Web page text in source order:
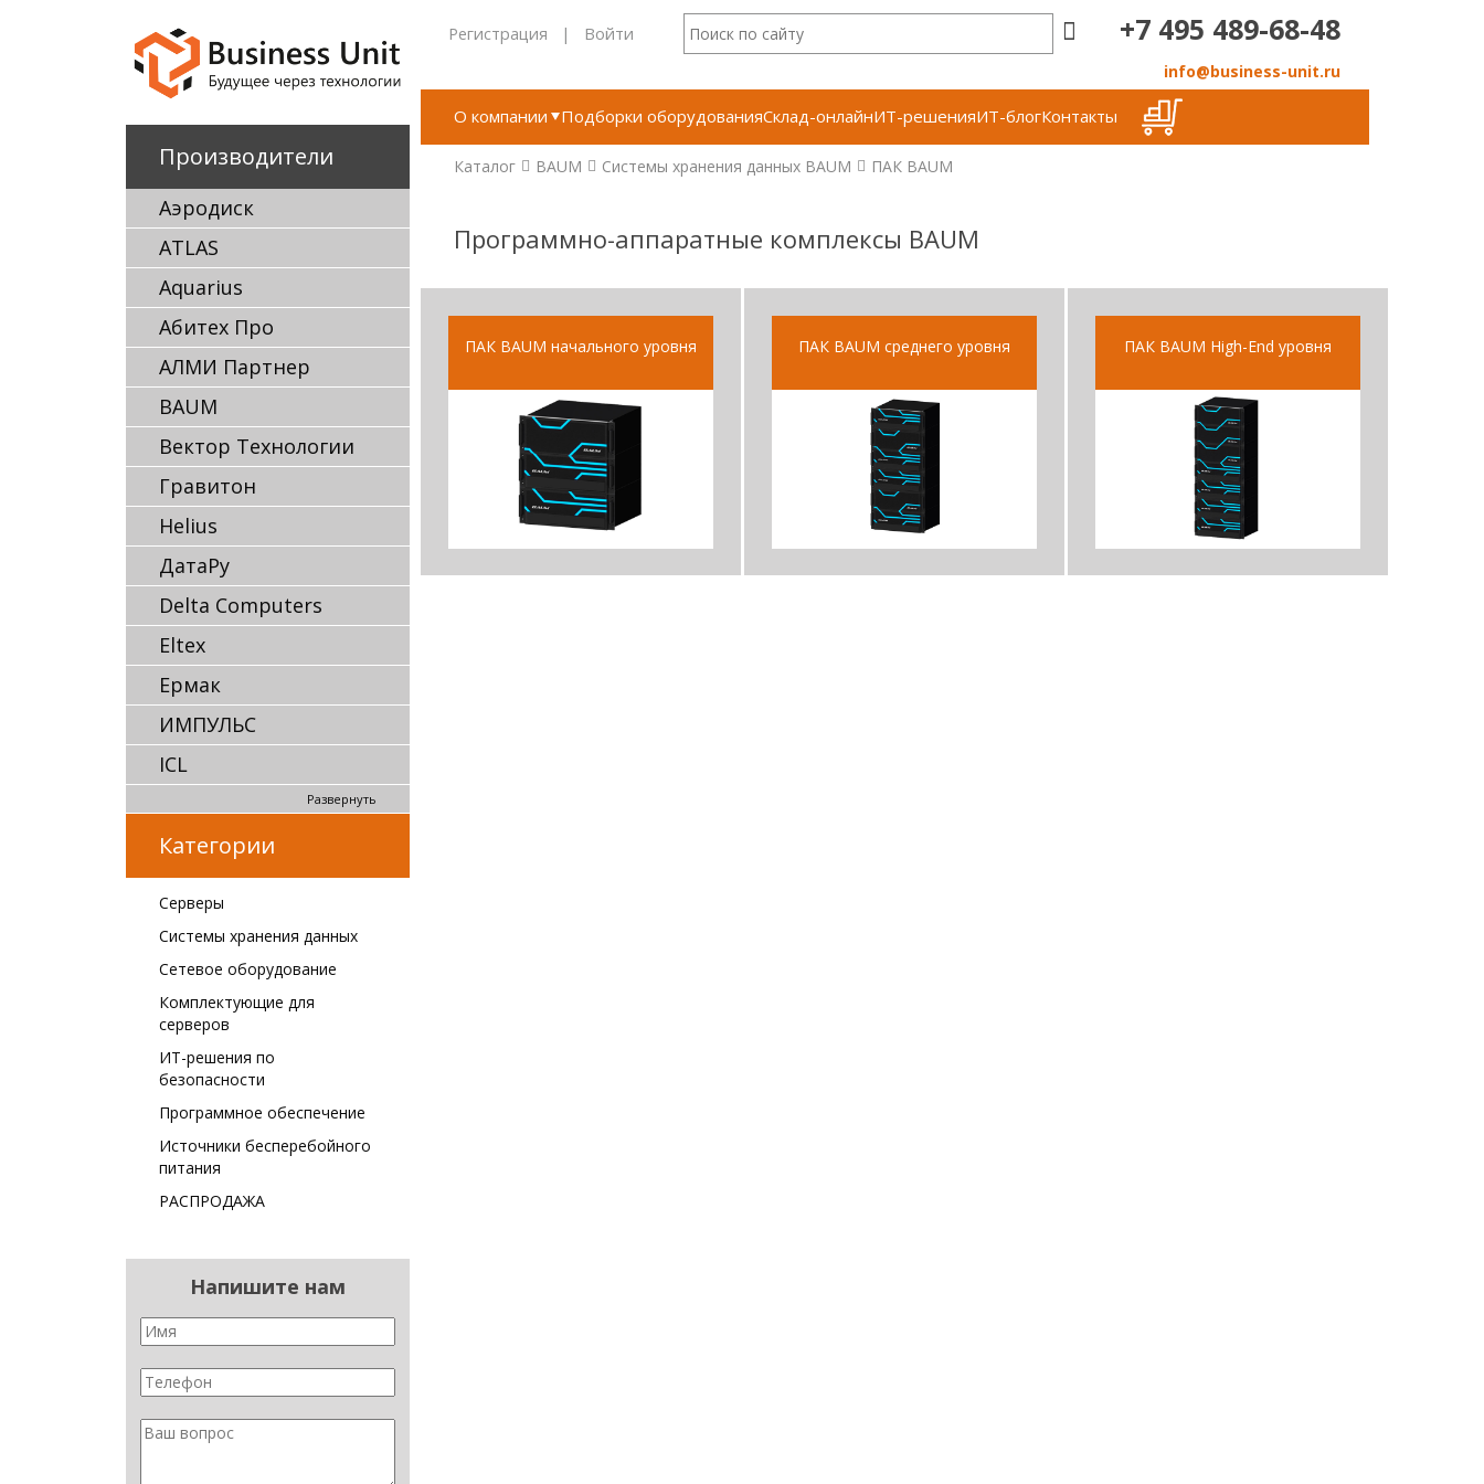
Производители
Аэродиск
ATLAS
Aquarius
Абитех Про
АЛМИ Партнер
BAUM
Вектор Технологии
Гравитон
Helius
ДатаРу
Delta Computers
Eltex
Ермак
ИМПУЛЬС
ICL
Развернуть
Категории
Серверы
Системы хранения данных
Сетевое оборудование
Комплектующие для
серверов
ИТ-решения по
безопасности
Программное обеспечение
Источники бесперебойного
питания
РАСПРОДАЖА
Напишите нам
Регистрация | Войти +7 495 489-68-48
info@business-unit.ru
О компании Подборки оборудованияСклад-онлайнИТ-решенияИТ-блогКонтакты
Каталог BAUM Системы хранения данных BAUM ПАК BAUM
Программно-аппаратные комплексы BAUM
ПАК BAUM начального уровня ПАК BAUM среднего уровня ПАК BAUM High-End уровня